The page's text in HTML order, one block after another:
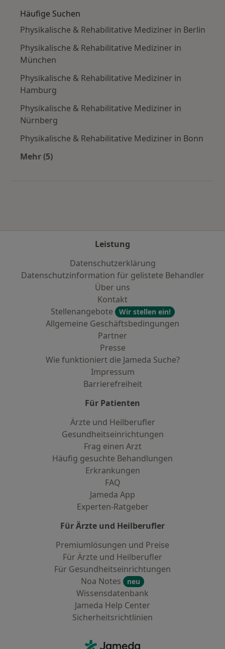
Häufige Suchen
Physikalische & Rehabilitative Mediziner in Berlin
Physikalische & Rehabilitative Mediziner in
München
Physikalische & Rehabilitative Mediziner in
Hamburg
Physikalische & Rehabilitative Mediziner in
Nürnberg
Physikalische & Rehabilitative Mediziner in Bonn
Mehr (5)
Leistung
Datenschutzerklärung
Datenschutzinformation für gelistete Behandler
Über uns
Kontakt
Stellenangebote
Wir stellen ein!
Allgemeine Geschäftsbedingungen
Partner
Presse
Wie funktioniert die Jameda Suche?
Impressum
Barrierefreiheit
Für Patienten
Ärzte und Heilberufler
Gesundheitseinrichtungen
Frag einen Arzt
Häufig gesuchte Behandlungen
Erkrankungen
FAQ
Jameda App
Experten-Ratgeber
Für Ärzte und Heilberufler
Premiumlösungen und Preise
Für Ärzte und Heilberufler
Für Gesundheitseinrichtungen
Noa Notes
neu
Wissensdatenbank
Jameda Help Center
Sicherheitsrichtlinien
Jameda - Startseite